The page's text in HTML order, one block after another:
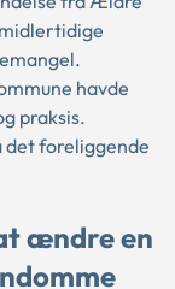
havde
praksis.
det foreliggende
ændre en